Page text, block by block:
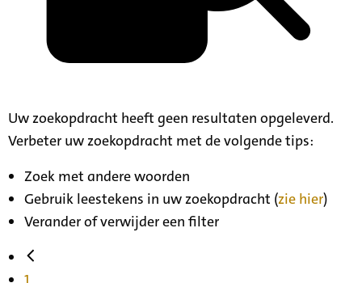
Uw zoekopdracht heeft geen resultaten opgeleverd.
Verbeter uw zoekopdracht met de volgende tips:
Zoek met andere woorden
Gebruik leestekens in uw zoekopdracht (zie hier)
Verander of verwijder een filter